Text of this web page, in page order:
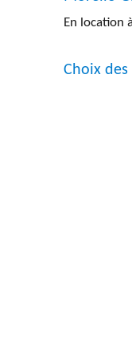
En location
Choix